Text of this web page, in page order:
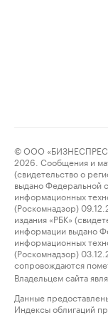
© ООО
2026. Сообщения и
(свидетельство о
выдано Федеральной
информационных
(Роскомнадзор)
издания «РБК»
информации выдано
информационных
(Роскомнадзор)
сопровождаются
Владельцем сайта
Данные
Индексы облигаций